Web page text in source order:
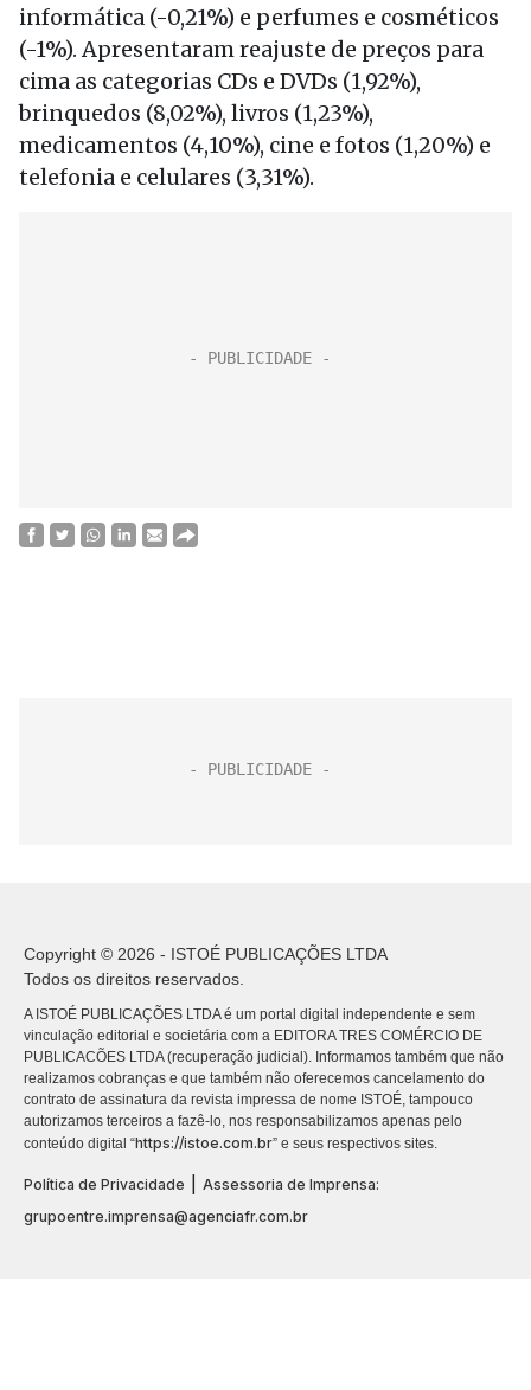
informática (-0,21%) e perfumes e cosméticos
(-1%). Apresentaram reajuste de preços para
cima as categorias CDs e DVDs (1,92%),
brinquedos (8,02%), livros (1,23%),
medicamentos (4,10%), cine e fotos (1,20%) e
telefonia e celulares (3,31%).
Copyright © 2026 - ISTOÉ PUBLICAÇÕES LTDA
Todos os direitos reservados.
A ISTOÉ PUBLICAÇÕES LTDA é um portal digital independente e sem
vinculação editorial e societária com a EDITORA TRES COMÉRCIO DE
PUBLICACÕES LTDA (recuperação judicial). Informamos também que não
realizamos cobranças e que também não oferecemos cancelamento do
contrato de assinatura da revista impressa de nome ISTOÉ, tampouco
autorizamos terceiros a fazê-lo, nos responsabilizamos apenas pelo
conteúdo digital “https://istoe.com.br” e seus respectivos sites.
Política de Privacidade
Assessoria de Imprensa:
grupoentre.imprensa@agenciafr.com.br